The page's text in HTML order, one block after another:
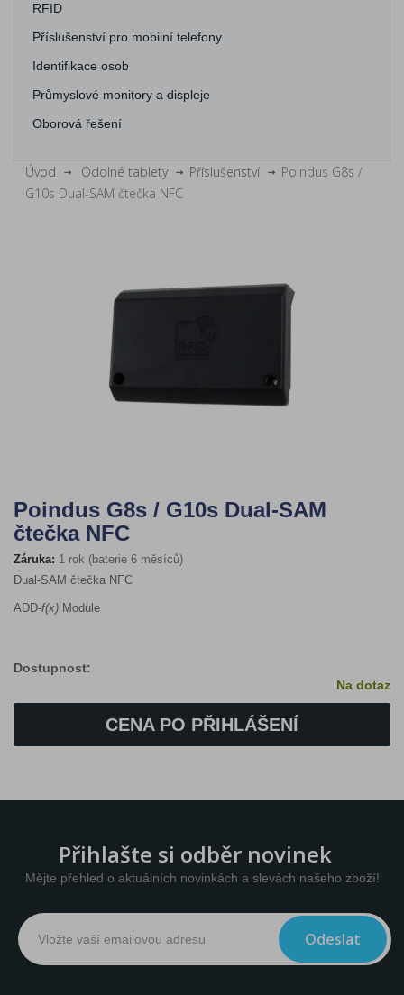
RFID
Příslušenství pro mobilní telefony
Identifikace osob
Průmyslové monitory a displeje
Oborová řešení
Úvod Odolné tablety Příslušenství
Poindus G8s /
G10s Dual-SAM čtečka NFC
Poindus G8s / G10s Dual-SAM
čtečka NFC
Záruka: 1 rok (baterie 6 měsíců)
Dual-SAM čtečka NFC
ADD-f(x) Module
Dostupnost:
Na dotaz
CENA PO PŘIHLÁŠENÍ
Přihlašte si odběr novinek
Mějte přehled o aktuálních novinkách a slevách našeho zboží!
Odeslat